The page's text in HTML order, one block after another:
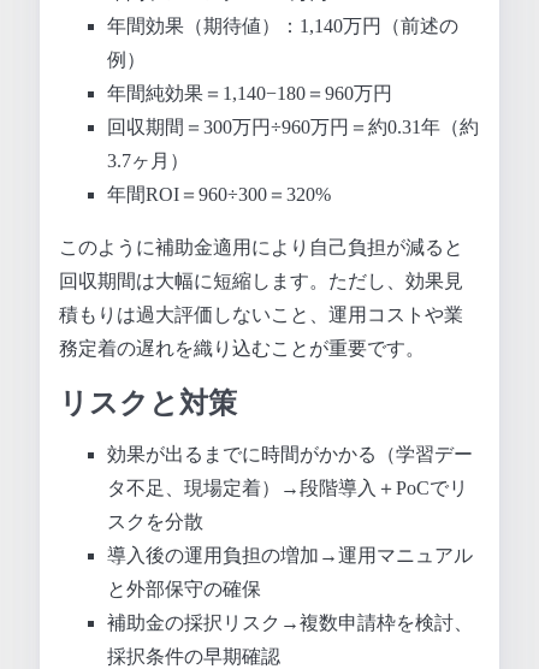
年間効果（期待値）：1,140万円（前述の
例）
年間純効果＝1,140−180＝960万円
回収期間＝300万円÷960万円＝約0.31年（約
3.7ヶ月）
年間ROI＝960÷300＝320%
このように補助金適用により自己負担が減ると
回収期間は大幅に短縮します。ただし、効果見
積もりは過大評価しないこと、運用コストや業
務定着の遅れを織り込むことが重要です。
リスクと対策
効果が出るまでに時間がかかる（学習デー
タ不足、現場定着）→段階導入＋PoCでリ
スクを分散
導入後の運用負担の増加→運用マニュアル
と外部保守の確保
補助金の採択リスク→複数申請枠を検討、
採択条件の早期確認